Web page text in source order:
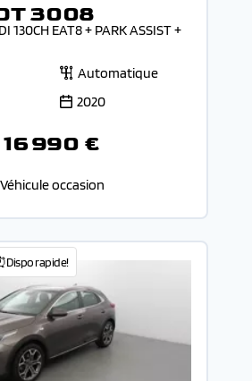
3008
130CH EAT8 + PARK ASSIST +
Automatique
2020
16 990 €
Véhicule occasion
rapide!